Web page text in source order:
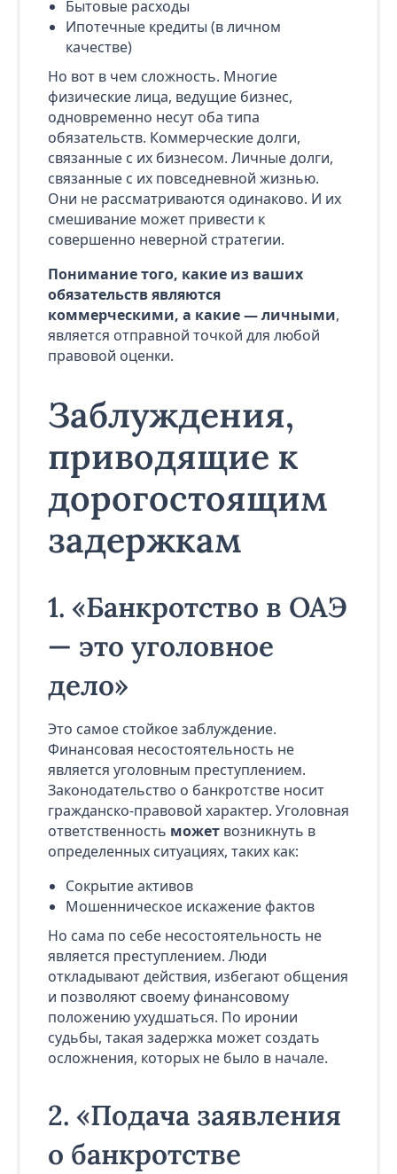
Бытовые расходы
Ипотечные кредиты (в личном
качестве)
Но вот в чем сложность. Многие
физические лица, ведущие бизнес,
одновременно несут оба типа
обязательств. Коммерческие долги,
связанные с их бизнесом. Личные долги,
связанные с их повседневной жизнью.
Они не рассматриваются одинаково. И их
смешивание может привести к
совершенно неверной стратегии.
Понимание того, какие из ваших
обязательств являются
коммерческими, а какие — личными,
является отправной точкой для любой
правовой оценки.
Заблуждения,
приводящие к
дорогостоящим
задержкам
1. «Банкротство в ОАЭ
— это уголовное
дело»
Это самое стойкое заблуждение.
Финансовая несостоятельность не
является уголовным преступлением.
Законодательство о банкротстве носит
гражданско-правовой характер. Уголовная
ответственность можетвозникнуть в
определенных ситуациях, таких как:
Сокрытие активов
Мошенническое искажение фактов
Но сама по себе несостоятельность не
является преступлением. Люди
откладывают действия, избегают общения
и позволяют своему финансовому
положению ухудшаться. По иронии
судьбы, такая задержка может создать
осложнения, которых не было в начале.
2. «Подача заявления
о банкротстве